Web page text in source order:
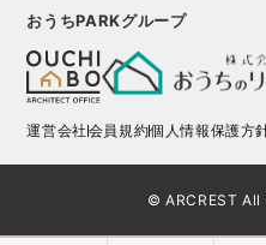
おうちPARKグループ
運営会社会員規約個人情報保護方
© ARCREST All